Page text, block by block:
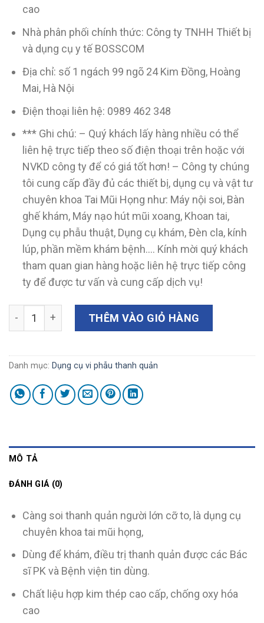
cao
Nhà phân phối chính thức: Công ty TNHH Thiết bị
và dụng cụ y tế BOSSCOM
Địa chỉ: số 1 ngách 99 ngõ 24 Kim Đồng, Hoàng
Mai, Hà Nội
Điện thoại liên hệ: 0989 462 348
*** Ghi chú: – Quý khách lấy hàng nhiều có thể
liên hệ trực tiếp theo số điện thoại trên hoặc với
NVKD công ty để có giá tốt hơn! – Công ty chúng
tôi cung cấp đầy đủ các thiết bị, dụng cụ và vật tư
chuyên khoa Tai Mũi Họng như: Máy nội soi, Bàn
ghế khám, Máy nạo hút mũi xoang, Khoan tai,
Dụng cụ phẫu thuật, Dụng cụ khám, Đèn cla, kính
lúp, phần mềm khám bệnh…. Kính mời quý khách
tham quan gian hàng hoặc liên hệ trực tiếp công
ty để được tư vấn và cung cấp dịch vụ!
Càng soi thanh quản người lớn cỡ to YS303.001 số lượng
THÊM VÀO GIỎ HÀNG
Danh mục: Dụng cụ vi phẫu thanh quản
MÔ TẢ
ĐÁNH GIÁ (0)
Càng soi thanh quản người lớn cỡ to, là dụng cụ
chuyên khoa tai mũi họng,
Dùng để khám, điều trị thanh quản được các Bác
sĩ PK và Bệnh viện tin dùng.
Chất liệu hợp kim thép cao cấp, chống oxy hóa
cao